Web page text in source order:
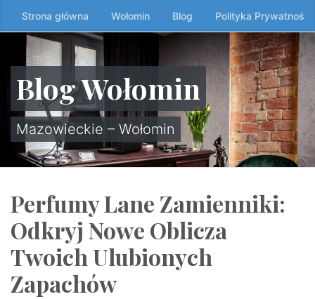
Przeskocz
do
treści
↷
Strona główna Wołomin Blog Polityka Prywatności
Blog Wołomin
Mazowieckie – Wołomin
Perfumy Lane Zamienniki:
Odkryj Nowe Oblicza
Twoich Ulubionych
Zapachów